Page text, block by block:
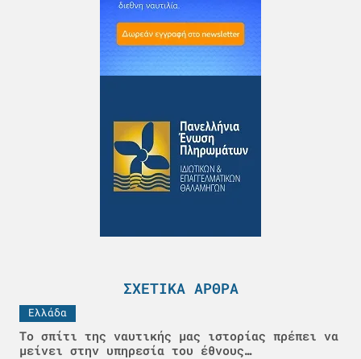
ΣΧΕΤΙΚΆ ΆΡΘΡΑ
Ελλάδα
Το σπίτι της ναυτικής μας ιστορίας πρέπει να
μείνει στην υπηρεσία του έθνους…